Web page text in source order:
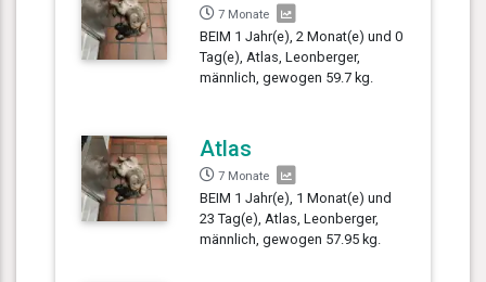
7 Monate
BEIM 1 Jahr(e), 2 Monat(e) und 0
Tag(e), Atlas, Leonberger,
männlich, gewogen 59.7 kg.
Atlas
7 Monate
BEIM 1 Jahr(e), 1 Monat(e) und
23 Tag(e), Atlas, Leonberger,
männlich, gewogen 57.95 kg.